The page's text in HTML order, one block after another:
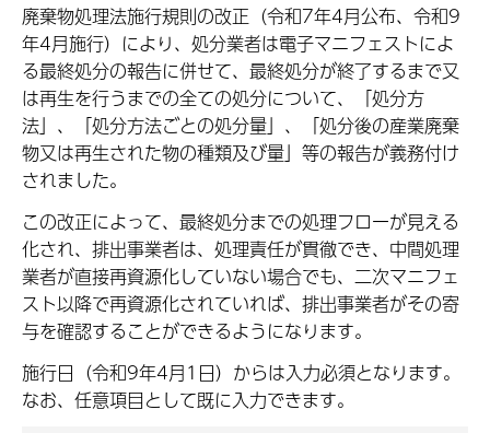
廃棄物処理法施行規則の改正（令和7年4月公布、令和9
年4月施行）により、処分業者は電子マニフェストによ
る最終処分の報告に併せて、最終処分が終了するまで又
は再生を行うまでの全ての処分について、「処分方
法」、「処分方法ごとの処分量」、「処分後の産業廃棄
物又は再生された物の種類及び量」等の報告が義務付け
されました。
この改正によって、最終処分までの処理フローが見える
化され、排出事業者は、処理責任が貫徹でき、中間処理
業者が直接再資源化していない場合でも、二次マニフェ
スト以降で再資源化されていれば、排出事業者がその寄
与を確認することができるようになります。
施行日（令和9年4月1日）からは入力必須となります。
なお、任意項目として既に入力できます。